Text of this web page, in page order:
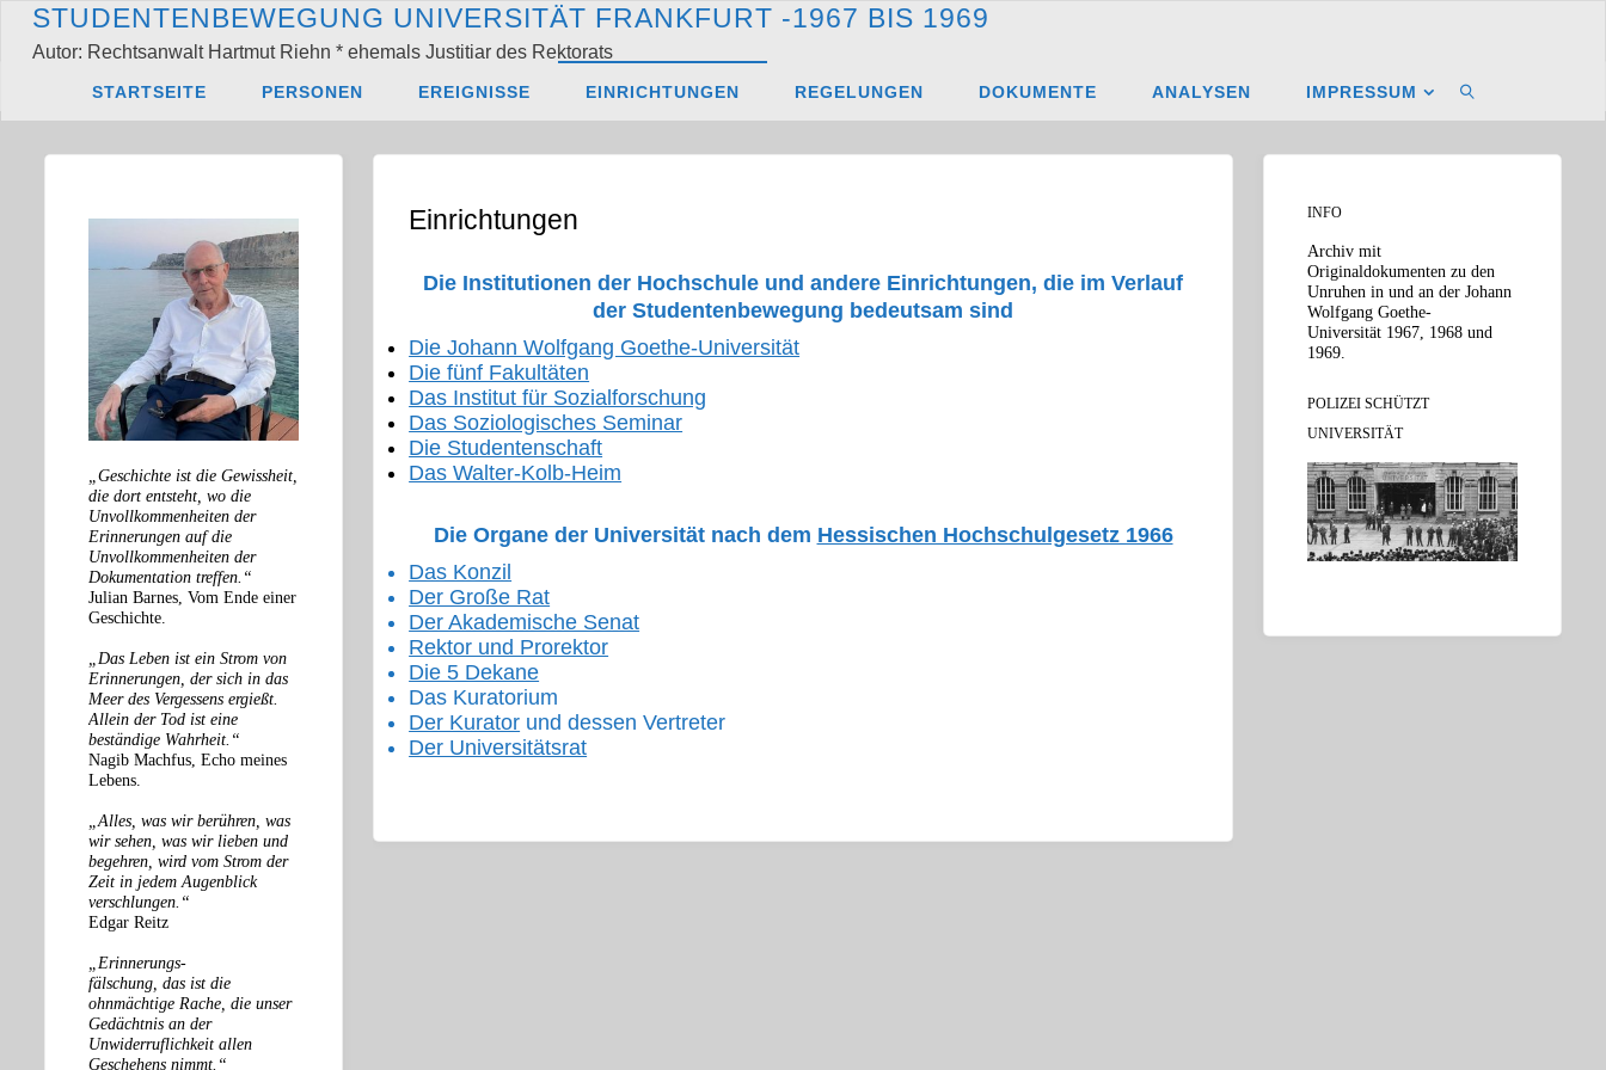
Zum
springen
STUDENTENBEWEGUNG UNIVERSITÄT FRANKFURT -1967 BIS 1969
Autor: Rechtsanwalt Hartmut Riehn * ehemals Justitiar des Rektorats
STARTSEITE PERSONEN EREIGNISSE EINRICHTUNGEN REGELUNGEN DOKUMENTE ANALYSEN IMPRESSUM
StartEinrichtungen
Einrichtungen
Die Institutionen der Hochschule und andere Einrichtungen, die im Verlauf
der Studentenbewegung bedeutsam sind
Die Johann Wolfgang Goethe-Universität
Die fünf Fakultäten
Das Institut für Sozialforschung
Das Soziologisches Seminar
Die Studentenschaft
Das Walter-Kolb-Heim
Die Organe der Universität nach dem Hessischen Hochschulgesetz 1966
Das Konzil
Der Große Rat
Der Akademische Senat
Rektor und Prorektor
Die 5 Dekane
Das Kuratorium
Der Kurator und dessen Vertreter
Der Universitätsrat
„Geschichte ist die Gewissheit,
die dort entsteht, wo die
Unvollkommenheiten der
Erinnerungen auf die
Unvollkommenheiten der
Dokumentation treffen.“
Julian Barnes, Vom Ende einer
Geschichte.
„Das Leben ist ein Strom von
Erinnerungen, der sich in das
Meer des Vergessens ergießt.
Allein der Tod ist eine
beständige Wahrheit.“
Nagib Machfus, Echo meines
Lebens.
„Alles, was wir berühren, was
wir sehen, was wir lieben und
begehren, wird vom Strom der
Zeit in jedem Augenblick
verschlungen.“
Edgar Reitz
„Erinnerungs-
fälschung, das ist die
ohnmächtige Rache, die unser
Gedächtnis an der
Unwiderruflichkeit allen
Geschehens nimmt.“
INFO
Archiv mit
Originaldokumenten zu den
Unruhen in und an der Johann
Wolfgang Goethe-
Universität 1967, 1968 und
1969.
POLIZEI SCHÜTZT
UNIVERSITÄT